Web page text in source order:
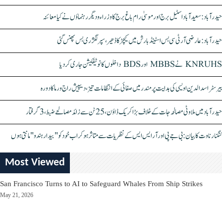
حیدرآباد: سعیدآباد اسٹیل برج اور موسیٰ رام باغ برج کا وزراء و دیگر رہنماؤں نے کیا معائنہ
حیدرآباد: عارضی آر ٹی سی بس اسٹینڈ بارش میں کیچڑ کا ڈھیر، سپر لگژری بس پھنس گئی
KNRUHS نے MBBS اور BDS داخلوں کا نوٹیفکیشن جاری کر دیا
بیرسٹر اسدالدین اویسی کی ہدایت پر مندر میں صفائی کے انتظامات تیز، دیپیش راج ورما کا دورہ
حیدرآباد میں ملاوٹی مصالحہ جات کے خلاف بڑا کریک ڈاؤن، 25 ٹن سے زائد مصالحے ضبط، 3 گرفتار
کنگنا رناوت کا بیان: بی جے پی اور آر ایس ایس کے نظریات سے متاثر ہو کر اب خود کو "بیدار ہندو" مانتی ہوں
Most Viewed
San Francisco Turns to AI to Safeguard Whales From Ship Strikes
May 21, 2026